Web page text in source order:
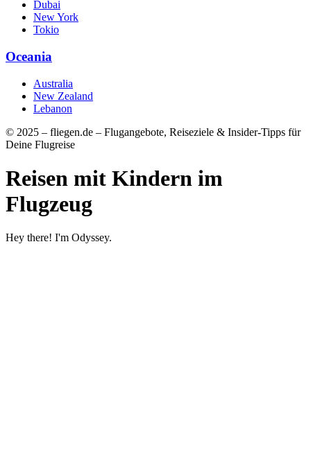
Dubai
New York
Tokio
Oceania
Australia
New Zealand
Lebanon
© 2025 – fliegen.de – Flugangebote, Reiseziele & Insider-Tipps für
Deine Flugreise
Reisen mit Kindern im
Flugzeug
Hey there! I'm Odyssey.